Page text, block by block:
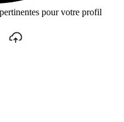
pour votre profil